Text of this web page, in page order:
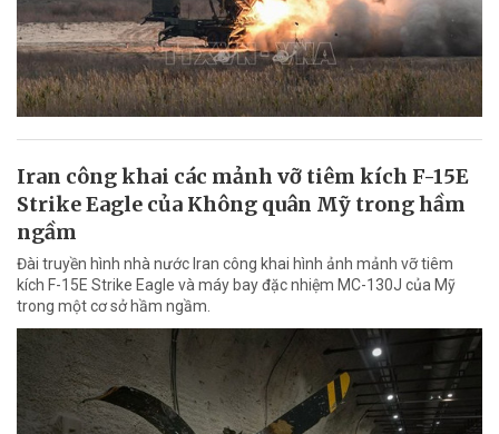
Iran công khai các mảnh vỡ tiêm kích F-15E
Strike Eagle của Không quân Mỹ trong hầm
ngầm
Đài truyền hình nhà nước Iran công khai hình ảnh mảnh vỡ tiêm
kích F-15E Strike Eagle và máy bay đặc nhiệm MC-130J của Mỹ
trong một cơ sở hầm ngầm.